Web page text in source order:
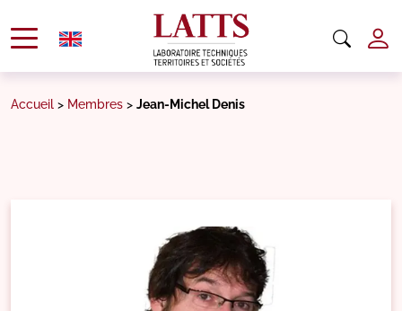
Accueil > Membres > Jean-Michel Denis